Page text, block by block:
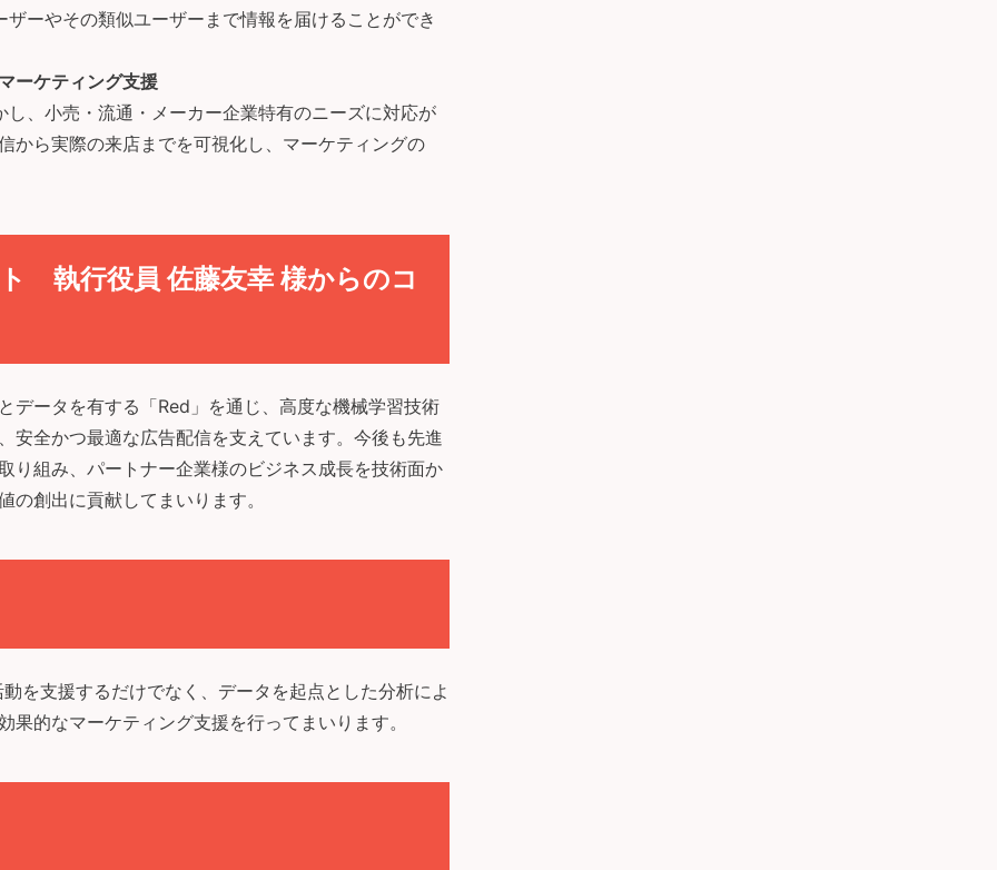
ーやその類似ユーザーまで情報を届けることができ
ーケティング支援
、小売・流通・メーカー企業特有のニーズに対応が
から実際の来店までを可視化し、マーケティングの
執行役員 佐藤友幸 様からのコ
データを有する「Red」を通じ、高度な機械学習技術
安全かつ最適な広告配信を支えています。今後も先進
り組み、パートナー企業様のビジネス成長を技術面か
創出に貢献してまいります。
を支援するだけでなく、データを起点とした分析によ
的なマーケティング支援を行ってまいります。